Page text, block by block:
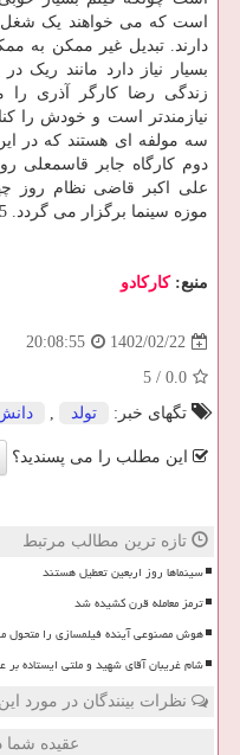
دارند. تبدیل غیر ممکن به
بسیار نیاز دارد مانند ریک
زندگی رضا کارگر آذری را
نیازمندتر است و خودش را
سه مولفه ای هستند که در
موزه سینما برگزار می گردد. 57245
منبع:كاركادو
1402/02/22
20:08:55
0.0
/
5
تگهای خبر:
تولد ,
این مطلب را می پسندید؟
تازه ترین مطالب مرتبط
سینماها روز اربعین تعطیل هستند
ترمز معامله قرن کشیده شد
هوش مصنوعی آینده فیلمسازی را متحول
شام غریبان آقای شهید و ملتی ایستاده بر
نظرات بینندگان در مورد
عقیده